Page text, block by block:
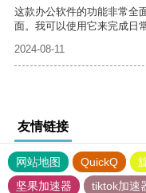
这款办公软件的功能非常全
面。我可以使用它来完成日
2024-08-11
友情链接
网站地图 QuickQ
坚果加速器
tiktok加速